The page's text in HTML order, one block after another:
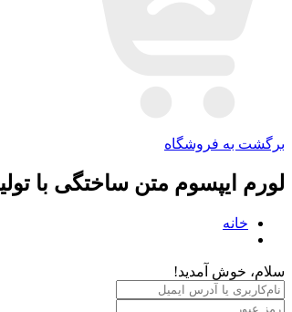
برگشت به فروشگاه
لورم ایپسوم متن ساختگی با
خانه
سلام، خوش آمدید!